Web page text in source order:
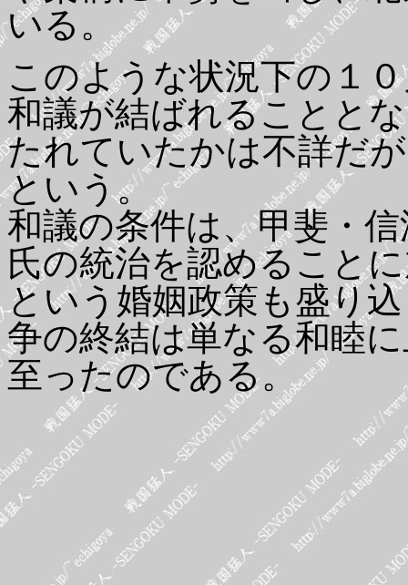
いる。
このような状況下の１
和議が結ばれることと
たれていたかは不詳だ
という。
和議の条件は、甲斐・
氏の統治を認めること
という婚姻政策も盛り
争の終結は単なる和睦
至ったのである。